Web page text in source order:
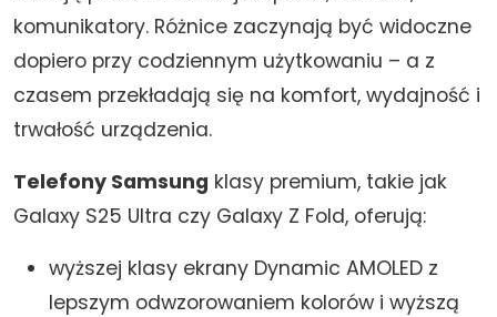
komunikatory. Różnice zaczynają być widoczne
dopiero przy codziennym użytkowaniu – a z
czasem przekładają się na komfort, wydajność i
trwałość urządzenia.
Telefony Samsung klasy premium, takie jak
Galaxy S25 Ultra czy Galaxy Z Fold, oferują:
wyższej klasy ekrany Dynamic AMOLED z
lepszym odwzorowaniem kolorów i wyższą